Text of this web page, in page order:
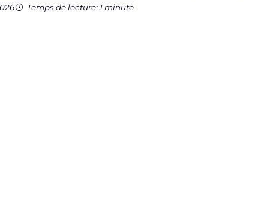
Temps de lecture: 1 minute